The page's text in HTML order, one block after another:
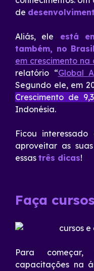
de
Aliás, ele está
também, no Brasil
em crescimento na
relatório “Global
Segundo ele, em
Crescimento de
Indonésia.
Ficou
aproveitar as
essas três dicas!
Faça
Para
capacitações na